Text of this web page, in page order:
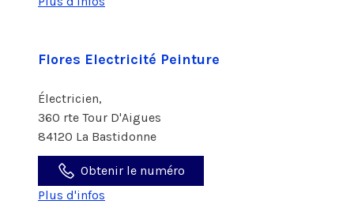
Flores Electricité Peinture
Électricien,
360 rte Tour D'Aigues
84120 La Bastidonne
Obtenir le numéro
Plus d'infos